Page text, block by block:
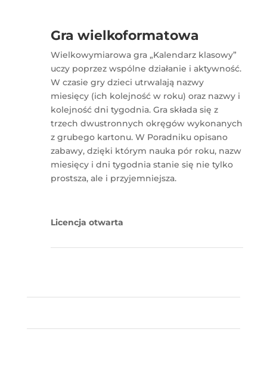
Gra wielkoformatowa
Wielkowymiarowa gra „Kalendarz klasowy”
uczy poprzez wspólne działanie i aktywność.
W czasie gry dzieci utrwalają nazwy
miesięcy (ich kolejność w roku) oraz nazwy i
kolejność dni tygodnia. Gra składa się z
trzech dwustronnych okręgów wykonanych
z grubego kartonu. W Poradniku opisano
zabawy, dzięki którym nauka pór roku, nazw
miesięcy i dni tygodnia stanie się nie tylko
prostsza, ale i przyjemniejsza.
Licencja otwarta